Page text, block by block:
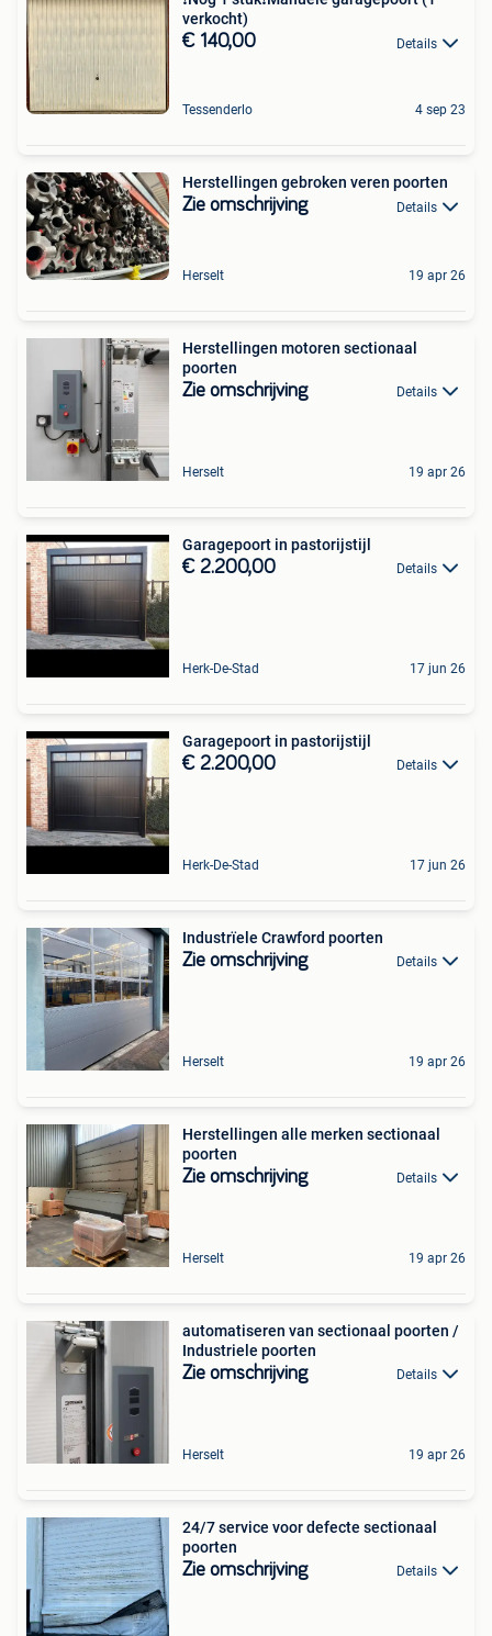
verkocht)
€ 140,00 Details
Tessenderlo 4 sep 23
Herstellingen gebroken veren poorten
Zie omschrijving Details
Herselt 19 apr 26
Herstellingen motoren sectionaal
poorten
Zie omschrijving Details
Herselt 19 apr 26
Garagepoort in pastorijstijl
€ 2.200,00 Details
Herk-De-Stad 17 jun 26
Garagepoort in pastorijstijl
€ 2.200,00 Details
Herk-De-Stad 17 jun 26
Industrïele Crawford poorten
Zie omschrijving Details
Herselt 19 apr 26
Herstellingen alle merken sectionaal
poorten
Zie omschrijving Details
Herselt 19 apr 26
automatiseren van sectionaal poorten /
Industriele poorten
Zie omschrijving Details
Herselt 19 apr 26
24/7 service voor defecte sectionaal
poorten
Zie omschrijving Details